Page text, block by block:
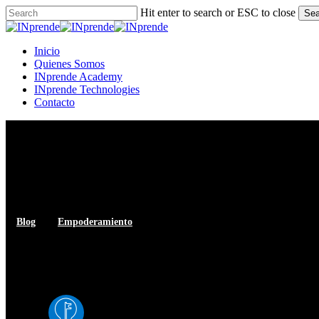
Skip
to
content
Hit enter to search or ESC to close
Close
Menu
Inicio
Quienes Somos
INprende Academy
INprende Technologies
Contacto
Blog Empoderamiento